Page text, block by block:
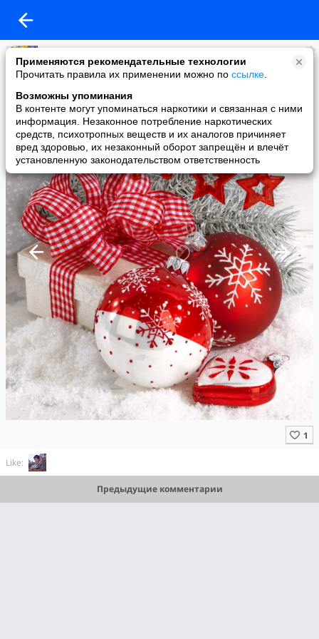
Применяются рекомендательные технологии
Прочитать правила их применении можно по ссылке
Возможны упоминания
В контенте могут упоминаться наркотики и связанная с ними
информация. Незаконное потребление наркотических
средств, психотропных веществ и их аналогов причиняет
вред здоровью, их незаконный оборот запрещён и влечёт
установленную законодательством ответственность
ЖИВОПИСЬ: ВЧЕРА,СЕГОДНЯ,ЗАВТРА
added a photo
06 Jan в 20:01
Like:
Предыдущие комментарии